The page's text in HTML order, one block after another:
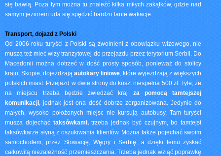
się bawią. Poza tym można tu znaleźć kilka miłych zakątków, gdzie nad
samym jeziorem uda się spędzić bardzo tanie wakacje.
Transport, dojazd z Polski
Od 2006 roku turyści z Polski są zwolnieni z obowiązku wizowego, nie
muszą też mieć wizy tranzytowej do przejazdu przez terytorium Serbii. Do
Macedonii można dotrzeć w dość prosty sposób, ponieważ do stolicy
kraju, Skopie, dojeżdżająautokary liniowe, które wyjeżdżają z większych
polskich miast. Przejazd w dwie strony do koszt niespełna 500 zł. Tyle, że
na miejscu trzeba będzie zwiedzać kraj za pomocą tamtejszej
komunikacji, jednak jest ona dość dobrze zorganizowana. Jedynie do
małych, wysoko położonych miejsc nie kursują autobusy. Tam turyści
musza dojechać taksówkami,trzeba jednak być czujnym, bo tamtejsi
taksówkarze słyną z oszukiwania klientów. Można także pojechać swoim
samochodem, przez Słowację, Węgry i Serbię, a dzięki temu zyskać
całkowitą niezależność przemieszczania. Trzeba jednak wziąć poprawkę